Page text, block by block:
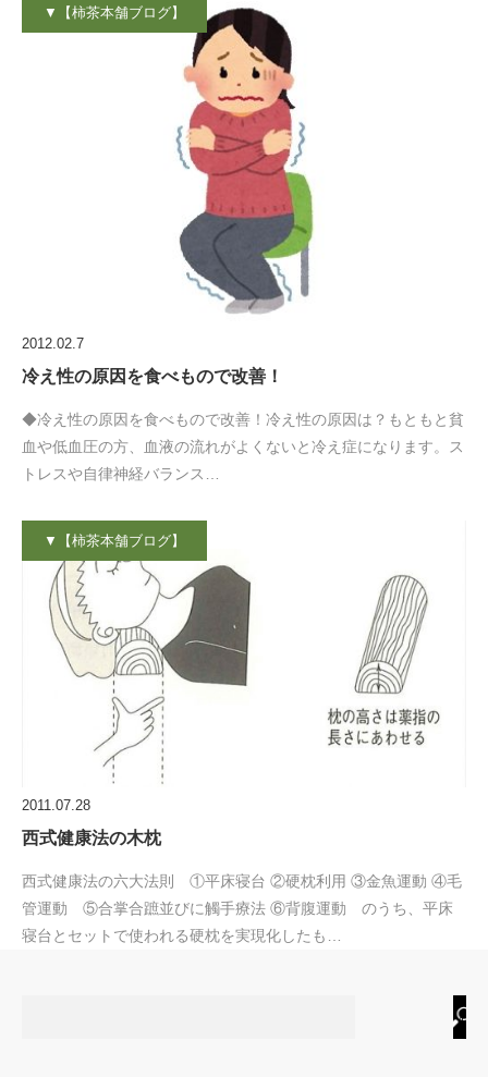
▼【柿茶本舗ブログ】
2012.02.7
冷え性の原因を食べもので改善！
◆冷え性の原因を食べもので改善！冷え性の原因は？もともと貧
血や低血圧の方、血液の流れがよくないと冷え症になります。ス
トレスや自律神経バランス…
▼【柿茶本舗ブログ】
2011.07.28
西式健康法の木枕
西式健康法の六大法則 ①平床寝台 ②硬枕利用 ③金魚運動 ④毛
管運動 ⑤合掌合蹠並びに觸手療法 ⑥背腹運動 のうち、平床
寝台とセットで使われる硬枕を実現化したも…